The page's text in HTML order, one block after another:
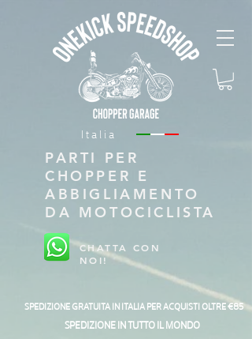
Italia
PARTI PER
CHOPPER E
ABBIGLIAMENTO
DA MOTOCICLISTA
CHATTA CON
NOI!
SPEDIZIONE GRATUITA IN ITALIA PER ACQUISTI OLTRE €85
SPEDIZIONE IN TUTTO IL MONDO